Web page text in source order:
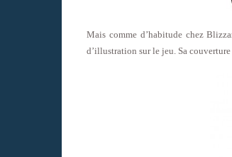
Mais comme d’habitude chez
d’illustration sur le jeu. Sa